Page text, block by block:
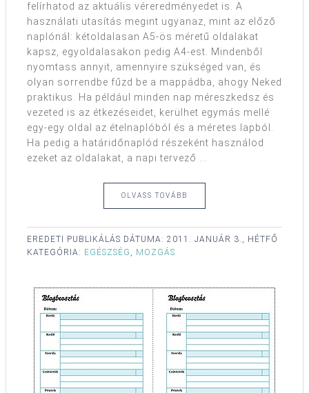
felírhatod az aktuális véreredményedet is. A
használati utasítás megint ugyanaz, mint az előző
naplónál: kétoldalasan A5-ös méretű oldalakat
kapsz, egyoldalasakon pedig A4-est. Mindenből
nyomtass annyit, amennyire szükséged van, és
olyan sorrendbe fűzd be a mappádba, ahogy Neked
praktikus. Ha például minden nap méreszkedsz és
vezeted is az étkezéseidet, kerülhet egymás mellé
egy-egy oldal az ételnaplóból és a méretes lapból.
Ha pedig a határidőnaplód részeként használod
ezeket az oldalakat, a napi tervező ...
OLVASS TOVÁBB
EREDETI PUBLIKÁLÁS DÁTUMA: 2011. JANUÁR 3., HÉTFŐ
KATEGÓRIA: EGÉSZSÉG , MOZGÁS